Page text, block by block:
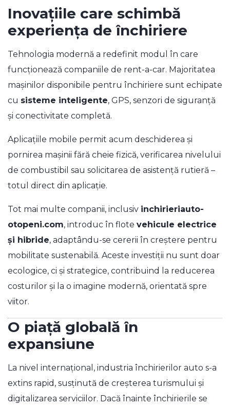
Inovațiile care schimbă
experiența de închiriere
Tehnologia modernă a redefinit modul în care
funcționează companiile de rent-a-car. Majoritatea
mașinilor disponibile pentru închiriere sunt echipate
cu sisteme inteligente, GPS, senzori de siguranță
și conectivitate completă.
Aplicațiile mobile permit acum deschiderea și
pornirea mașinii fără cheie fizică, verificarea nivelului
de combustibil sau solicitarea de asistență rutieră –
totul direct din aplicație.
Tot mai multe companii, inclusiv inchirieriauto-
otopeni.com, introduc în flote vehicule electrice
și hibride, adaptându-se cererii în creștere pentru
mobilitate sustenabilă. Aceste investiții nu sunt doar
ecologice, ci și strategice, contribuind la reducerea
costurilor și la o imagine modernă, orientată spre
viitor.
O piață globală în
expansiune
La nivel internațional, industria închirierilor auto s-a
extins rapid, susținută de creșterea turismului și
digitalizarea serviciilor. Dacă înainte închirierile se